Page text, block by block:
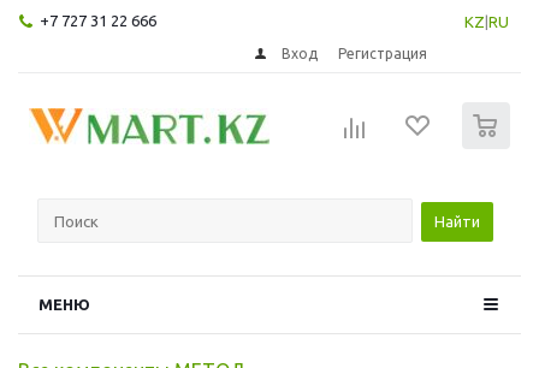
+7 727 31 22 666 KZ RU
Вход Регистрация
Найти
МЕНЮ